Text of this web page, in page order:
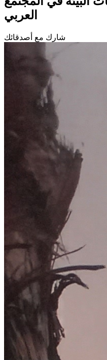
العربي
شارك مع أصدقائك